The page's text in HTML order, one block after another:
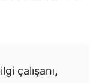
çalışanı,